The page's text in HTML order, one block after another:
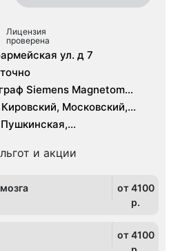
Лицензия
проверена
ул. д 7
Siemens Magnetom
Somatom Emotion 16
Московский,
и акции
от 4100
p.
от 4100